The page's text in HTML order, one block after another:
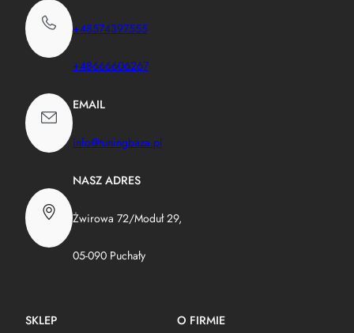
+48574397555
+48666606267
EMAIL
info@tuningbaza.pl
NASZ ADRES
Żwirowa 72/Moduł 29,
05-090 Puchały
SKLEP O FIRMIE